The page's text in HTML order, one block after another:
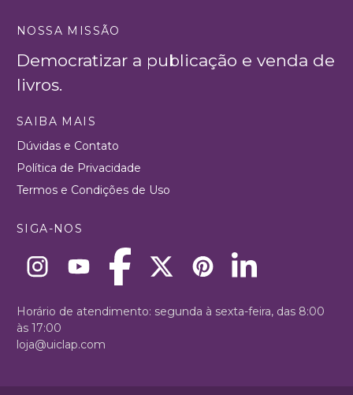
NOSSA MISSÃO
Democratizar a publicação e venda de
livros.
SAIBA MAIS
Dúvidas e Contato
Política de Privacidade
Termos e Condições de Uso
SIGA-NOS
Horário de atendimento: segunda à sexta-feira, das 8:00
às 17:00
loja@uiclap.com